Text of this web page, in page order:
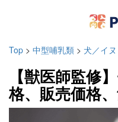
Top > 中型哺乳類 > 犬／イヌ
【獣医師監修
格、販売価格